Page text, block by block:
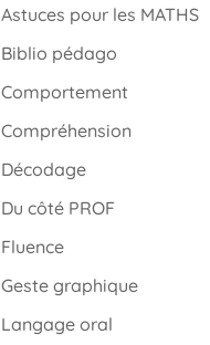
Astuces pour les MATHS
Biblio pédago
Comportement
Compréhension
Décodage
Du côté PROF
Fluence
Geste graphique
Langage oral